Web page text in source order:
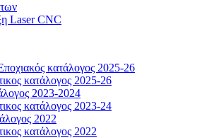
Laser CNC
κατάλογος 2025-26
κατάλογος 2025-26
2023-2024
κατάλογος 2023-24
2022
κατάλογος 2022